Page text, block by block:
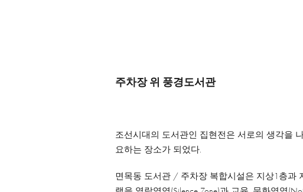
주차장 위 풍경도서관
조선시대의 도서관인 집현전은 서로의 생각을
요하는 장소가 되었다.
면목동 도서관 / 주차장 복합시설은 지상1층과